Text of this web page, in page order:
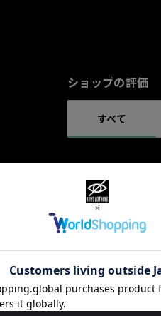
ショップの評価
すべて